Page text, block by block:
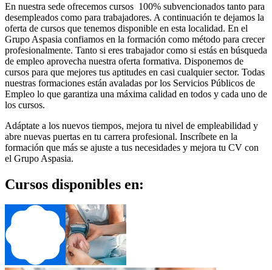
En nuestra sede ofrecemos cursos 100% subvencionados tanto para
desempleados como para trabajadores. A continuación te dejamos la
oferta de cursos que tenemos disponible en esta localidad. En el
Grupo Aspasia confiamos en la formación como método para crecer
profesionalmente. Tanto si eres trabajador como si estás en búsqueda
de empleo aprovecha nuestra oferta formativa. Disponemos de
cursos para que mejores tus aptitudes en casi cualquier sector. Todas
nuestras formaciones están avaladas por los Servicios Públicos de
Empleo lo que garantiza una máxima calidad en todos y cada uno de
los cursos.
Adáptate a los nuevos tiempos, mejora tu nivel de empleabilidad y
abre nuevas puertas en tu carrera profesional. Inscríbete en la
formación que más se ajuste a tus necesidades y mejora tu CV con
el Grupo Aspasia.
Cursos disponibles en: